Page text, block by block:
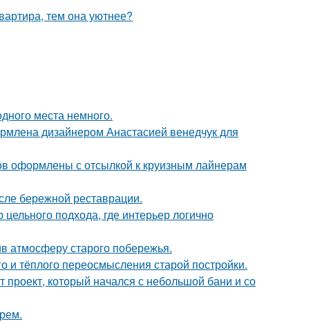
тем она уютнее?
места немного.
дизайнером Анастасией венедчук для
оформлены с отсылкой к круизным лайнерам
бережной реставрации.
подхода, где интерьер логично
атмосферу старого побережья.
тёплого переосмысления старой постройки.
проект, который начался с небольшой бани и со